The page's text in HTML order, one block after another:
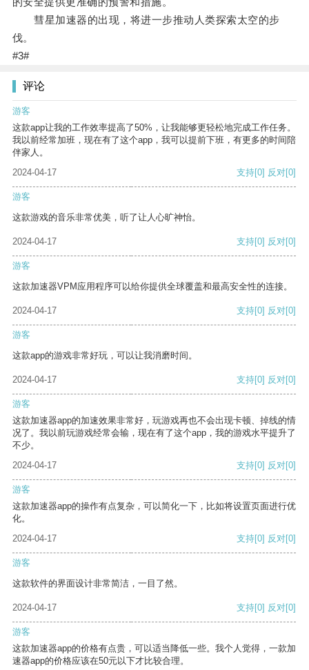
彗星加速器的出现，将进一步推动人类探索太空的步
伐。
#3#
评论
游客
这款app让我的工作效率提高了50%，让我能够更轻松地完成工作任务。
我以前经常加班，现在有了这个app，我可以提前下班，有更多的时间陪
伴家人。
2024-04-17
支持[0] 反对[0]
游客
这款游戏的音乐非常优美，听了让人心旷神怡。
2024-04-17 支持[0] 反对[0]
游客
这款加速器VPM应用程序可以给你提供全球覆盖和最高安全性的连接。
2024-04-17 支持[0] 反对[0]
游客
这款app的游戏非常好玩，可以让我消磨时间。
2024-04-17 支持[0] 反对[0]
游客
这款加速器app的加速效果非常好，玩游戏再也不会出现卡顿、掉线的情
况了。我以前玩游戏经常会输，现在有了这个app，我的游戏水平提升了
不少。
2024-04-17
支持[0] 反对[0]
游客
这款加速器app的操作有点复杂，可以简化一下，比如将设置页面进行优
化。
2024-04-17
支持[0] 反对[0]
游客
这款软件的界面设计非常简洁，一目了然。
2024-04-17 支持[0] 反对[0]
游客
这款加速器app的价格有点贵，可以适当降低一些。我个人觉得，一款加
速器app的价格应该在50元以下才比较合理。